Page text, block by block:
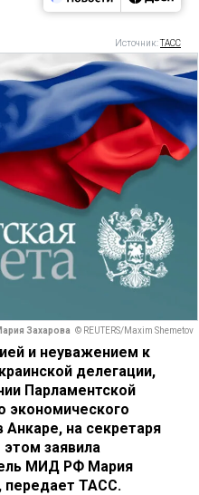
Источник:ТАСС
Захарова © REUTERS/Maxim Shemetov
и неуважением к
делегации,
Парламентской
экономического
на секретаря
заявила
МИД РФ Мария
передает ТАСС.